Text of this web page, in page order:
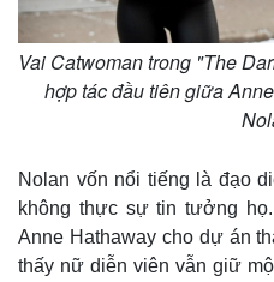
Bất động sản
Khởi nghiệp
Vai Catwoman trong "The
hợp tác đầu tiên giữa
Nolan vốn nổi tiếng là đạo
không thực sự tin tưởng
Anne Hathaway cho dự án
thấy nữ diễn viên vẫn giữ